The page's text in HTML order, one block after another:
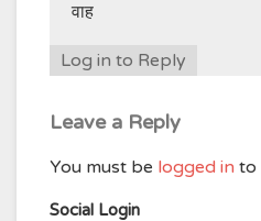
वाह
Log in to Reply
Leave a Reply
You must be logged in to
Social Login